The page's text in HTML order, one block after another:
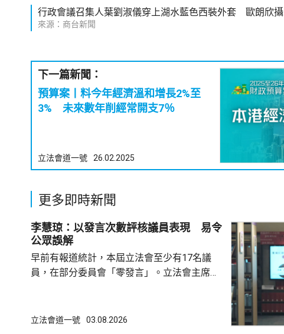
行政會議召集人葉劉淑儀穿上湖水藍色西裝外套 歐朗欣攝
來源：商台新聞
下一篇新聞：
預算案丨料今年經濟溫和增長2%至
3% 未來數年削經常開支7％
立法會道一號 26.02.2025
更多即時新聞
李慧琼：以發言次數評核議員表現 易令
公眾誤解
早前有報道統計，本屆立法會至少有17名議
員，在部分委員會「零發言」。立法會主席李
現的重要指標，會令公眾誤解部分議員表現。
立法會道一號 03.08.2026